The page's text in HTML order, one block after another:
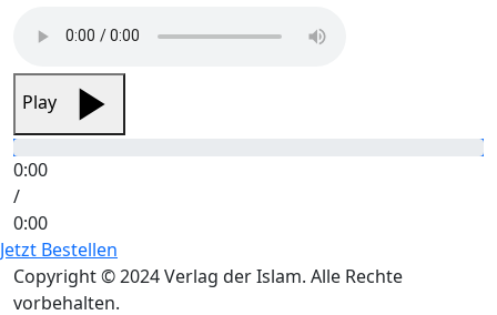
Play
0:00
/
0:00
Jetzt Bestellen
Copyright © 2024 Verlag der Islam. Alle Rechte
vorbehalten.